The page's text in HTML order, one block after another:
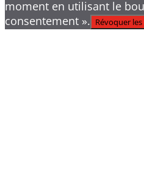
moment en utilisant le
consentement ». Révoquer